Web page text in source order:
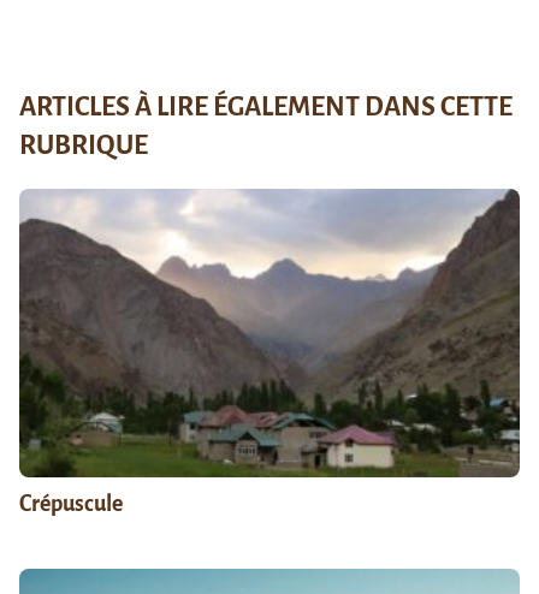
ARTICLES À LIRE ÉGALEMENT DANS CETTE
RUBRIQUE
Crépuscule